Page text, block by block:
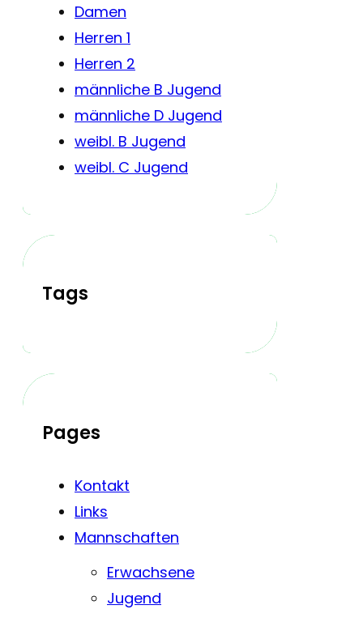
Damen
Herren 1
Herren 2
männliche B Jugend
männliche D Jugend
weibl. B Jugend
weibl. C Jugend
Tags
Pages
Kontakt
Links
Mannschaften
Erwachsene
Jugend